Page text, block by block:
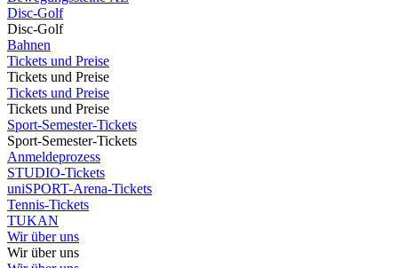
Disc-Golf
Disc-Golf
Bahnen
Tickets und Preise
Tickets und Preise
Tickets und Preise
Tickets und Preise
Sport-Semester-Tickets
Sport-Semester-Tickets
Anmeldeprozess
STUDIO-Tickets
uniSPORT-Arena-Tickets
Tennis-Tickets
TUKAN
Wir über uns
Wir über uns